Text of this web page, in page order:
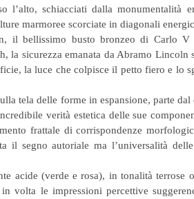
l’alto, schiacciati dalla monumentalità
marmoree scorciate in diagonali
il bellissimo busto bronzeo di Carlo V
la sicurezza emanata da Abramo Lincoln
la luce che colpisce il petto fiero e lo
tela delle forme in espansione, parte
verità estetica delle sue
frattale di corrispondenze
il segno autoriale ma l’universalità
acide (verde e rosa), in tonalità terrose
volta le impressioni percettive